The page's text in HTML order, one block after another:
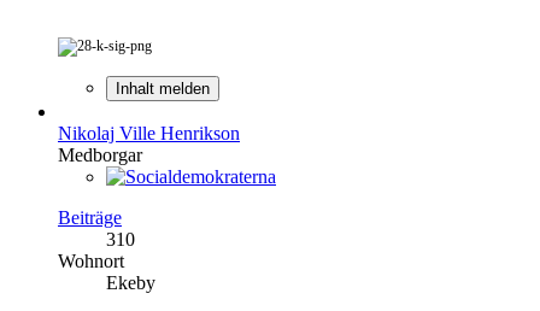
Inhalt melden
Nikolaj Ville Henrikson
Medborgar
Beiträge
310
Wohnort
Ekeby